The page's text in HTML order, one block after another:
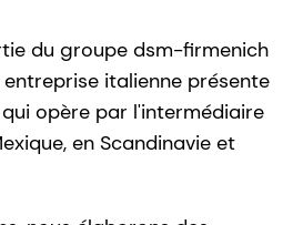
du groupe dsm-firmenich
entreprise italienne présente
opère par l'intermédiaire
en Scandinavie et